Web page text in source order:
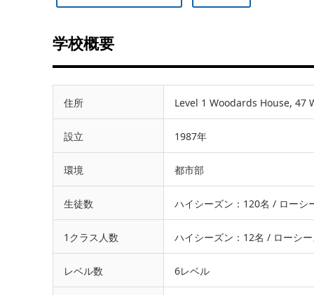
学校概要
住所 Level 1 Woodards House, 47
設立 1987年
環境 都市部
生徒数 ハイシーズン：120名 / ローシ
1クラス人数 ハイシーズン：12名 / ローシ
レベル数 6レベル